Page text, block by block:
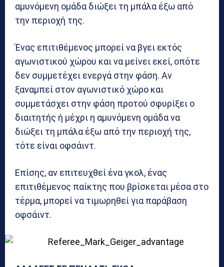
αμυνόμενη ομάδα διώξει τη μπάλα έξω από
την περιοχή της.
Ένας επιτιθέμενος μπορεί να βγει εκτός
αγωνιστικού χώρου και να μείνει εκεί, οπότε
δεν συμμετέχει ενεργά στην φάση. Αν
ξαναμπεί στον αγωνιστικό χώρο και
συμμετάσχει στην φάση προτού σφυρίξει ο
διαιτητής ή μέχρι η αμυνόμενη ομάδα να
διώξει τη μπάλα έξω από την περιοχή της,
τότε είναι οφσάιντ.
Επίσης, αν επιτευχθεί ένα γκολ, ένας
επιτιθέμενος παίκτης που βρίσκεται μέσα στο
τέρμα, μπορεί να τιμωρηθεί για παράβαση
οφσάιντ.